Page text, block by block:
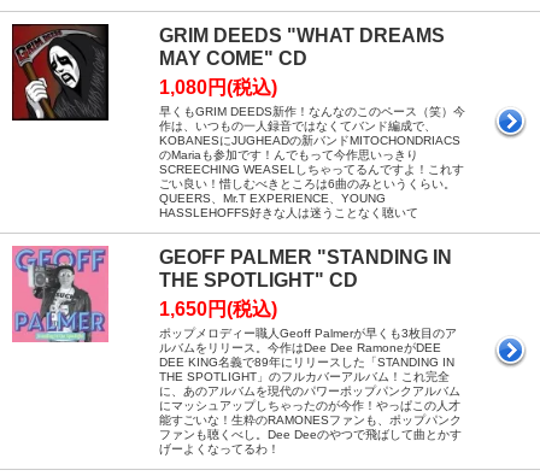
GRIM DEEDS "WHAT DREAMS
MAY COME" CD
1,080円(税込)
早くもGRIM DEEDS新作！なんなのこのペース（笑）今
作は、いつもの一人録音ではなくてバンド編成で、
KOBANESにJUGHEADの新バンドMITOCHONDRIACS
のMariaも参加です！んでもって今作思いっきり
SCREECHING WEASELしちゃってるんですよ！これす
ごい良い！惜しむべきところは6曲のみというくらい。
QUEERS、Mr.T EXPERIENCE、YOUNG
HASSLEHOFFS好きな人は迷うことなく聴いて
GEOFF PALMER "STANDING IN
THE SPOTLIGHT" CD
1,650円(税込)
ポップメロディー職人Geoff Palmerが早くも3枚目のア
ルバムをリリース。今作はDee Dee RamoneがDEE
DEE KING名義で89年にリリースした「STANDING IN
THE SPOTLIGHT」のフルカバーアルバム！これ完全
に、あのアルバムを現代のパワーポップパンクアルバム
にマッシュアップしちゃったのが今作！やっぱこの人才
能すごいな！生粋のRAMONESファンも、ポップパンク
ファンも聴くべし。Dee Deeのやつで飛ばして曲とかす
げーよくなってるわ！